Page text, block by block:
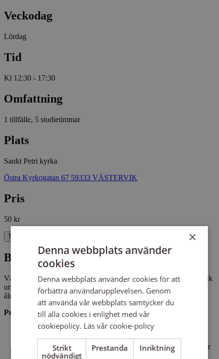
Veckodag
Lördag
Tid
Kl 12:30 - 17:30
Omfattning
1 tillfälle, 5 studietimmar
Plats
Sankt Petri kyrka
Östra Kyrkogatan 67 59333 VÄSTERVIK
Pris
50 kr
Till anmälan
Barnkördag
Välkommen till en härlig barnkördag i Sankt Petri kyrka i Västervik
under ledning av Hanna Sandman. Dagen riktar sig till barnkörer i
åldrarna 7-12 år och är öppen för körer i hela Linköpings stift.
Program
12.30– samling (alla körer ser till att komma mätta, lunch
ordnas alltså på egen hand)
12.45
– välkommen och start – vi sjunger och arbetar (tid för
fruktpaus)
×
Denna webbplats använder
cookies
Denna webbplats använder cookies för att
förbättra användarupplevelsen. Genom
att använda vår webbplats samtycker du
till alla cookies i enlighet med vår
cookiepolicy. Läs vår cookie-policy
Strikt
nödvändigt
Prestanda Inriktning